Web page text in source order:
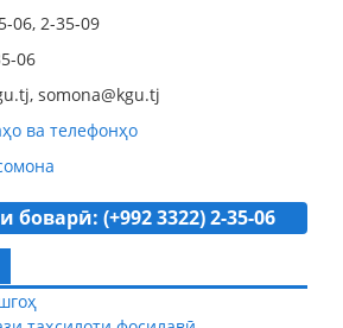
06, 2-35-09
06
somona@kgu.tj
ва телефонҳо
боварӣ: (+992 3322) 2-35-06